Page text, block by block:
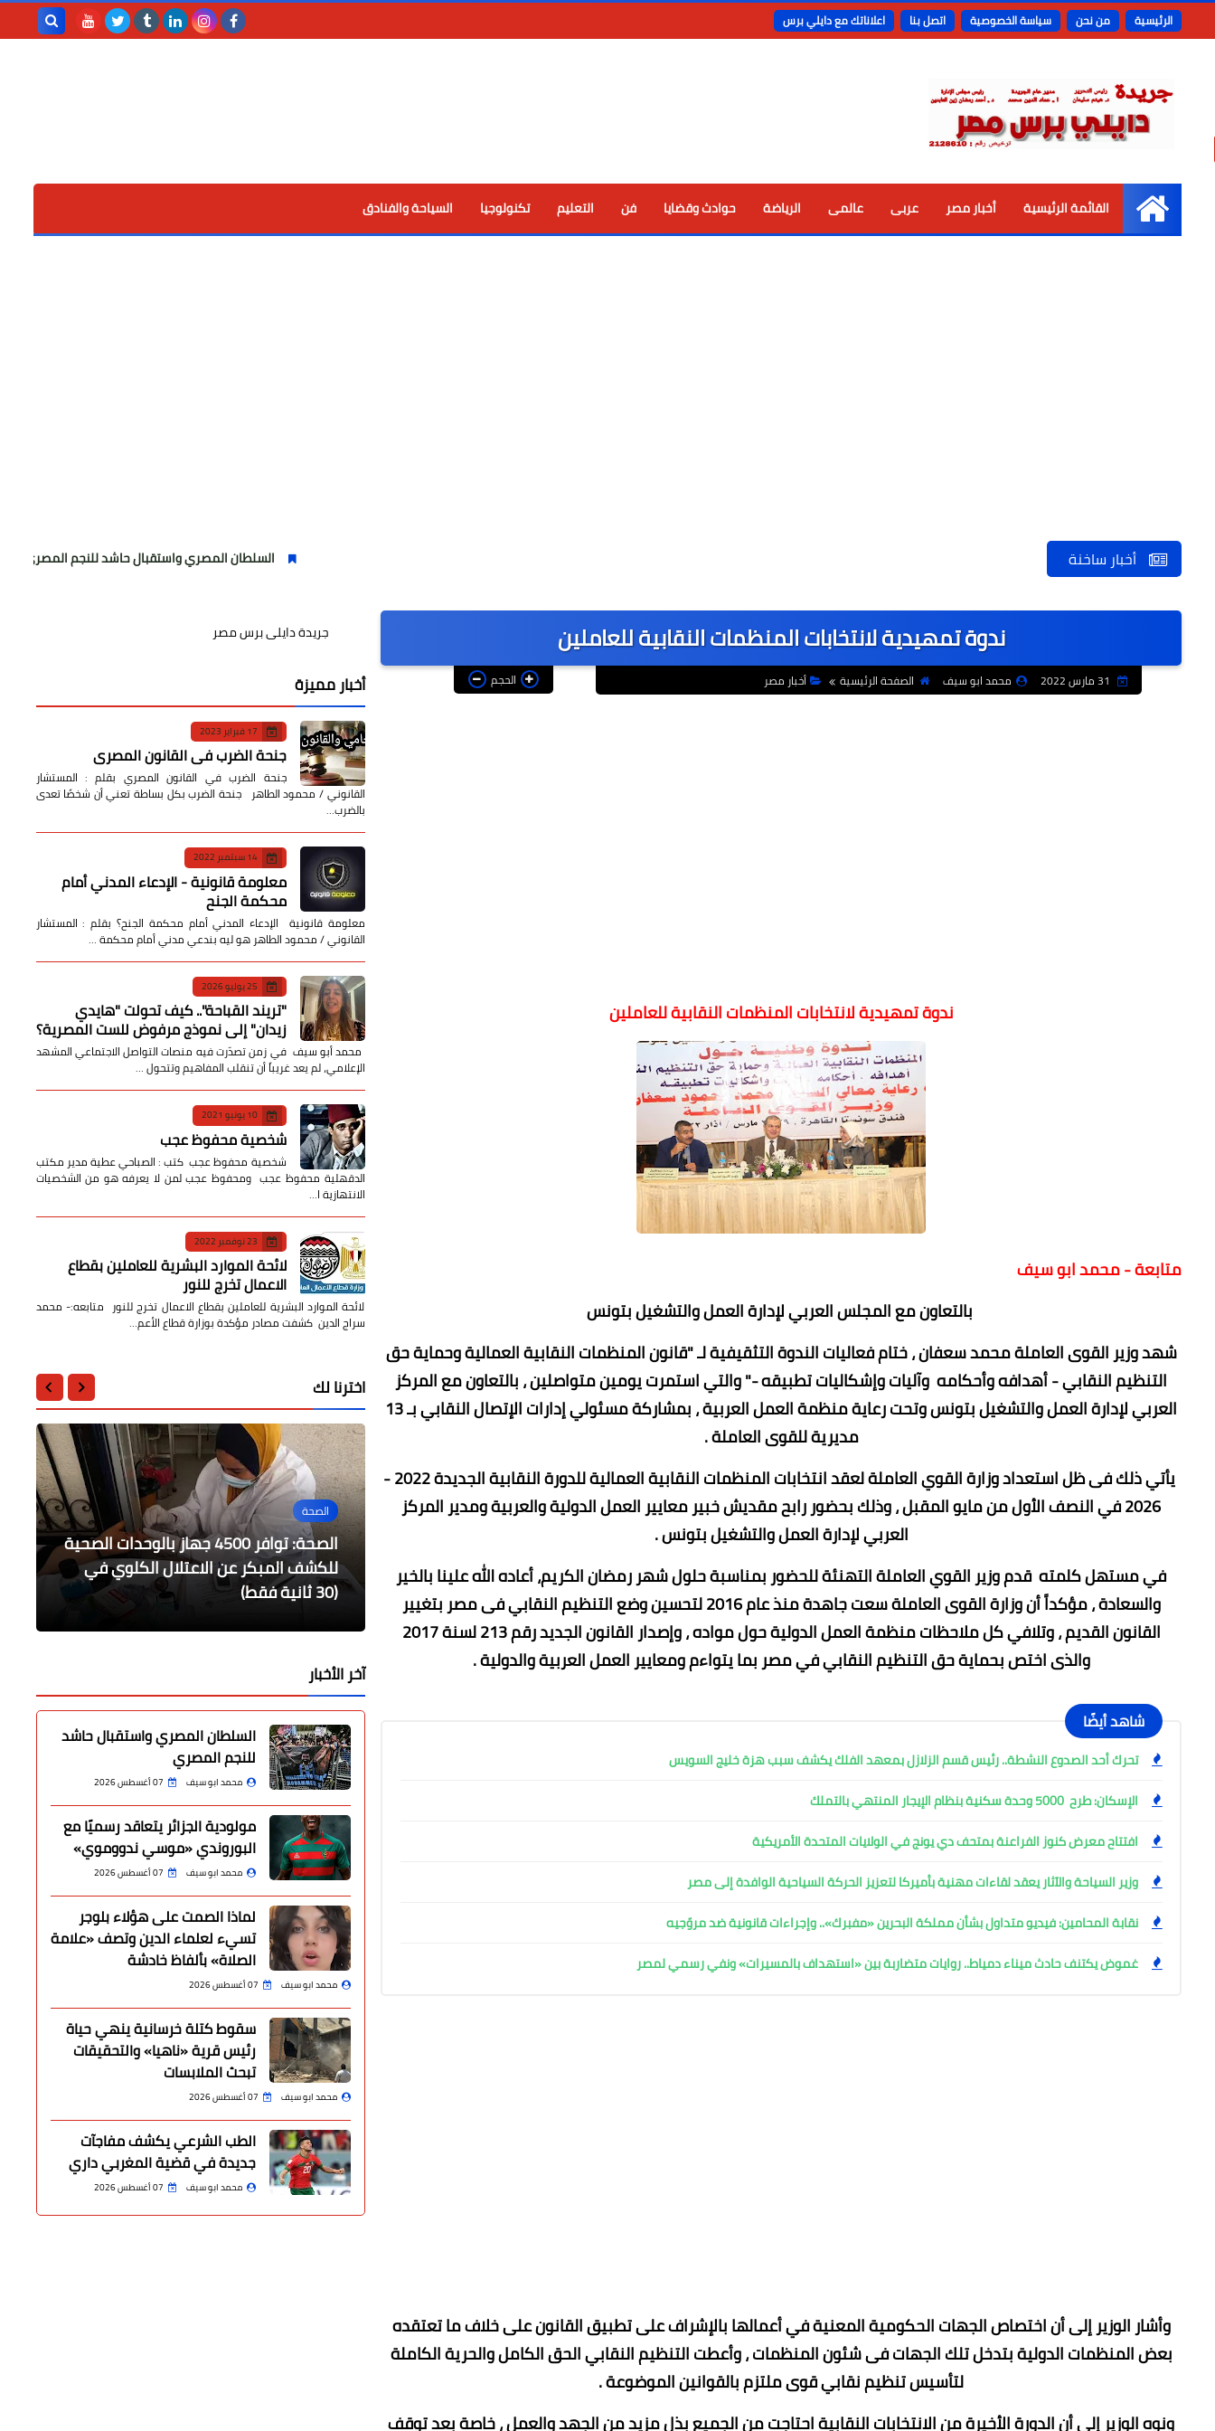
الرئيسية من نحن سياسة الخصوصية اتصل بنا اعلاناتك مع دايلي برس
الرئيسية
القائمة الرئيسية أخبار مصر عربى عالمى الرياضة حوادث وقضايا فن التعليم تكنولوجيا السياحة والفنادق
أخبار ساخنة السلطان المصري واستقبال حاشد للنجم المصري
ندوة تمهيدية لانتخابات المنظمات النقابية للعاملين
محمد ابو سيف الصفحة الرئيسية أخبار مصر الحجم
ندوة تمهيدية لانتخابات المنظمات النقابية للعاملين
متابعة - محمد ابو سيف
بالتعاون مع المجلس العربي لإدارة العمل والتشغيل بتونس
شهد وزير القوى العاملة محمد سعفان ، ختام فعاليات الندوة التثقيفية لـ "قانون المنظمات النقابية العمالية وحماية حق
التنظيم النقابي - أهدافه وأحكامه وآليات وإشكاليات تطبيقه -" والتي استمرت يومين متواصلين ، بالتعاون مع المركز
العربي لإدارة العمل والتشغيل بتونس وتحت رعاية منظمة العمل العربية ، بمشاركة مسئولي إدارات الإتصال النقابي بـ 13
مديرية للقوى العاملة .
يأتي ذلك فى ظل استعداد وزارة القوي العاملة لعقد انتخابات المنظمات النقابية العمالية للدورة النقابية الجديدة 2022 -
2026 في النصف الأول من مايو المقبل ، وذلك بحضور رابح مقديش خبير معايير العمل الدولية والعربية ومدير المركز
العربي لإدارة العمل والتشغيل بتونس .
في مستهل كلمته قدم وزير القوي العاملة التهنئة للحضور بمناسبة حلول شهر رمضان الكريم، أعاده الله علينا بالخير
والسعادة ، مؤكداً أن وزارة القوى العاملة سعت جاهدة منذ عام 2016 لتحسين وضع التنظيم النقابي فى مصر بتغيير
القانون القديم ، وتلافي كل ملاحظات منظمة العمل الدولية حول مواده ، وإصدار القانون الجديد رقم 213 لسنة 2017
والذى اختص بحماية حق التنظيم النقابي في مصر بما يتواءم ومعايير العمل العربية والدولية .
شاهد أيضًا
تحرك أحد الصدوع النشطة.. رئيس قسم الزلازل بمعهد الفلك يكشف سبب هزة خليج السويس
الإسكان: طرح 5000 وحدة سكنية بنظام الإيجار المنتهي بالتملك
افتتاح معرض كنوز الفراعنة بمتحف دي يونج في الولايات المتحدة الأمريكية
وزير السياحة والآثار يعقد لقاءات مهنية بأميركا لتعزيز الحركة السياحية الوافدة إلى مصر
نقابة المحامين: فيديو متداول بشأن مملكة البحرين «مفبرك».. وإجراءات قانونية ضد مروّجيه
غموض يكتنف حادث ميناء دمياط.. روايات متضاربة بين «استهداف بالمسيرات» ونفي رسمي لمصر
وأشار الوزير إلى أن اختصاص الجهات الحكومية المعنية في أعمالها بالإشراف على تطبيق القانون على خلاف ما تعتقده
بعض المنظمات الدولية بتدخل تلك الجهات فى شئون المنظمات ، وأعطت التنظيم النقابي الحق الكامل والحرية الكاملة
لتأسيس تنظيم نقابي قوى ملتزم بالقوانين الموضوعة .
ونوه الوزير إلى أن الدورة الأخيرة من الانتخابات النقابية احتاجت من الجميع بذل مزيد من الجهد والعمل ، خاصة بعد توقف
جريدة دايلى برس مصر
أخبار مميزة
17 فبراير 2023
جنحة الضرب في القانون المصري
جنحة الضرب في القانون المصري بقلم : المستشار
القانوني / محمود الطاهر جنحة الضرب بكل بساطة تعني أن شخصًا تعدى
بالضرب…
14 سبتمبر 2022
معلومة قانونية - الإدعاء المدني أمام
محكمة الجنح
معلومة قانونية الإدعاء المدني أمام محكمة الجنح؟ بقلم : المستشار
القانوني / محمود الطاهر هو ليه بندعي مدني أمام محكمة …
25 يوليو 2026
​"تريند القباحة".. كيف تحولت "هايدي
زيدان" إلى نموذج مرفوض للست المصرية؟
​ محمد أبو سيف ​في زمن تصدّرت فيه منصات التواصل الاجتماعي المشهد
الإعلامي، لم يعد غريباً أن تنقلب المفاهيم وتتحول …
10 يونيو 2021
شخصية محفوظ عجب
شخصية محفوظ عجب كتب : الصباحي عطية مدير مكتب
الدقهلية محفوظ عجب ومحفوظ عجب لمن لا يعرفه هو من الشخصيات
الانتهازية ا…
23 نوفمبر 2022
لائحة الموارد البشرية للعاملين بقطاع
الاعمال تخرج للنور
لائحة الموارد البشرية للعاملين بقطاع الاعمال تخرج للنور متابعه:- محمد
سراج الدين كشفت مصادر مؤكدة بوزارة قطاع الأعم…
اخترنا لك
13 ديسمبر 2021
الصحة
الصحة: توافر 4500 جهاز بالوحدات الصحية
للكشف المبكر عن الاعتلال الكلوي في
(30 ثانية فقط)
13 ديسمبر 2021
محافظات
"القاضي" يتفقد عدداً من أراضي أملاك
الدولة المجاورة للمنطقة الصناعيه بالمنيا
13 ديسمبر 2021
أخبار مصر
إعفاءات ضريبية عديدة تمس قطاعات
حيوية لمساندة الصناعة وتحفيز النمو
الاقتصادى
13 ديسمبر 2021
أخبار مصر
"الزراعة" تستعرض ابرز انشطة وخدمات
"أمراض النباتات" خلال نوفمبر
13 ديسمبر 2021
محافظات
رئيس مركز ومدينة الحامول يشرف على
اعمال النظافة ومسح الشوارع بالمدينة
آخر الأخبار
السلطان المصري واستقبال حاشد
للنجم المصري
محمد ابو سيف 07 أغسطس 2026
مولودية الجزائر يتعاقد رسميًا مع
البوروندي «موسي ندووموي»
محمد ابو سيف 07 أغسطس 2026
لماذا الصمت على هؤلاء بلوجر
تسيء لعلماء الدين وتصف «علامة
الصلاة» بألفاظ خادشة
محمد ابو سيف 07 أغسطس 2026
سقوط كتلة خرسانية ينهي حياة
رئيس قرية «ناهيا» والتحقيقات
تبحث الملابسات
محمد ابو سيف 07 أغسطس 2026
الطب الشرعي يكشف مفاجآت
جديدة في قضية المغربي داري
محمد ابو سيف 07 أغسطس 2026